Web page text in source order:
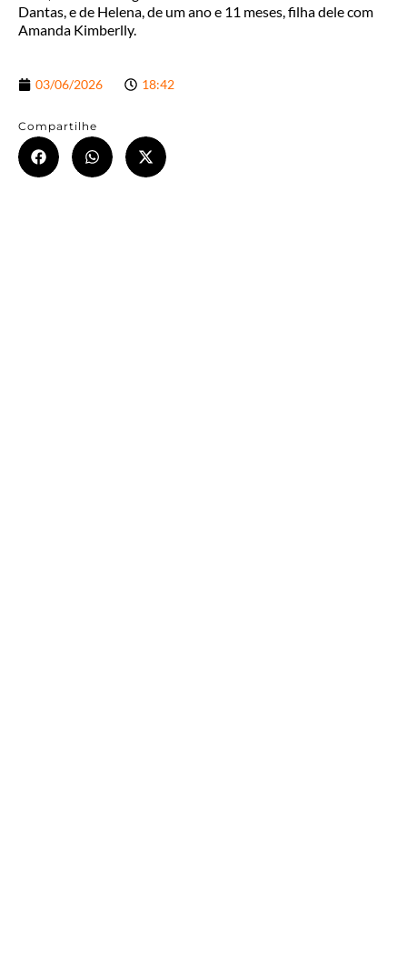
Dantas, e de Helena, de um ano e 11 meses, filha dele com
Amanda Kimberlly.
03/06/2026 18:42
Compartilhe